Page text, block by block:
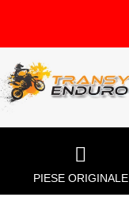
PIESE ORIGINALE